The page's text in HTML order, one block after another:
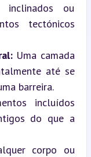
inclinados ou
tectónicos
Uma camada
até se
barreira.
incluídos
do que a
corpo ou